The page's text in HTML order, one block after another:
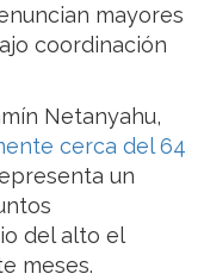
mayores
coordinación
Netanyahu,
cerca del 64
un
del alto el
meses.